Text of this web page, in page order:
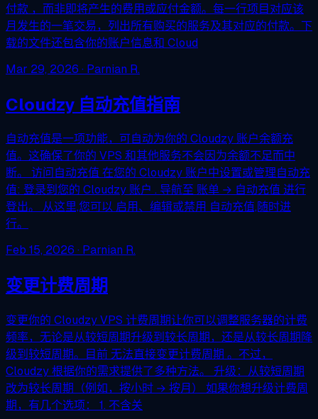
付款 ，而非即将产生的费用或应付金额。每一行项目对应该
月发生的一笔交易，列出所有购买的服务及其对应的付款。下
载的文件还包含你的账户信息和 Cloud
Mar 29, 2026 · Parnian R.
Cloudzy 自动充值指南
自动充值是一项功能，可自动为你的 Cloudzy 账户余额充
值。这确保了你的 VPS 和其他服务不会因为余额不足而中
断。 访问自动充值 在您的 Cloudzy 账户中设置或管理自动充
值: 登录到您的 Cloudzy 账户 . 导航至 账单 → 自动充值 进行
登出。 从这里,您可以 启用、编辑或禁用 自动充值,随时进
行。
Feb 15, 2026 · Parnian R.
变更计费周期
变更你的 Cloudzy VPS 计费周期让你可以调整服务器的计费
频率，无论是从较短周期升级到较长周期，还是从较长周期降
级到较短周期。目前 无法直接变更计费周期 。不过，
Cloudzy 根据你的需求提供了多种方法。 升级：从较短周期
改为较长周期（例如，按小时 → 按月） 如果你想升级计费周
期，有几个选项： 1. 不含关